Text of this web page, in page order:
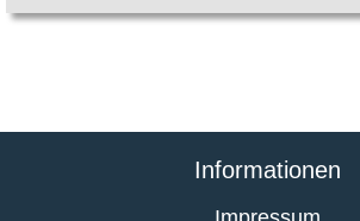
Informationen